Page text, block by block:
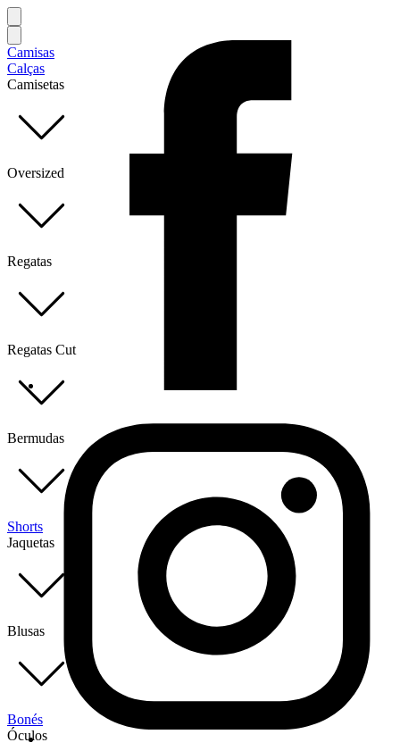
Camisas
Calças
Camisetas
Oversized
Regatas
Regatas Cut
Bermudas
Shorts
Jaquetas
Blusas
Bonés
Óculos